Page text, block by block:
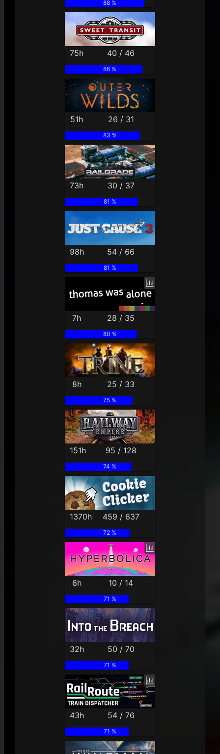
88 %
75h 40 / 46
86 %
51h 26 / 31
83 %
73h 30 / 37
81 %
98h 54 / 66
81 %
7h 28 / 35
80 %
8h 25 / 33
75 %
151h 95 / 128
74 %
1370h 459 / 637
72 %
6h 10 / 14
71 %
32h 50 / 70
71 %
43h 54 / 76
71 %